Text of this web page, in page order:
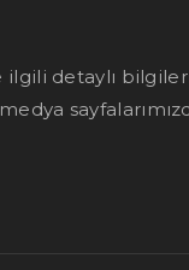
detaylı bilgileri